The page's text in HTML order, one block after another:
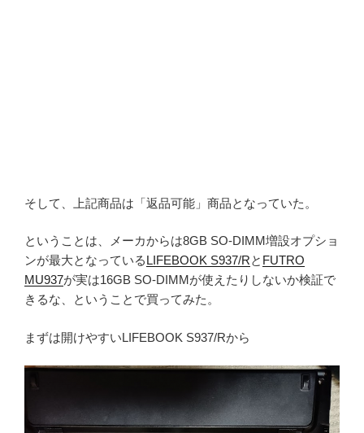
そして、上記商品は「返品可能」商品となっていた。
ということは、メーカからは8GB SO-DIMM増設オプショ
ンが最大となっているLIFEBOOK S937/Rと FUTRO
MU937が実は16GB SO-DIMMが使えたりしないか検証で
きるな、ということで買ってみた。
まずは開けやすいLIFEBOOK S937/Rから